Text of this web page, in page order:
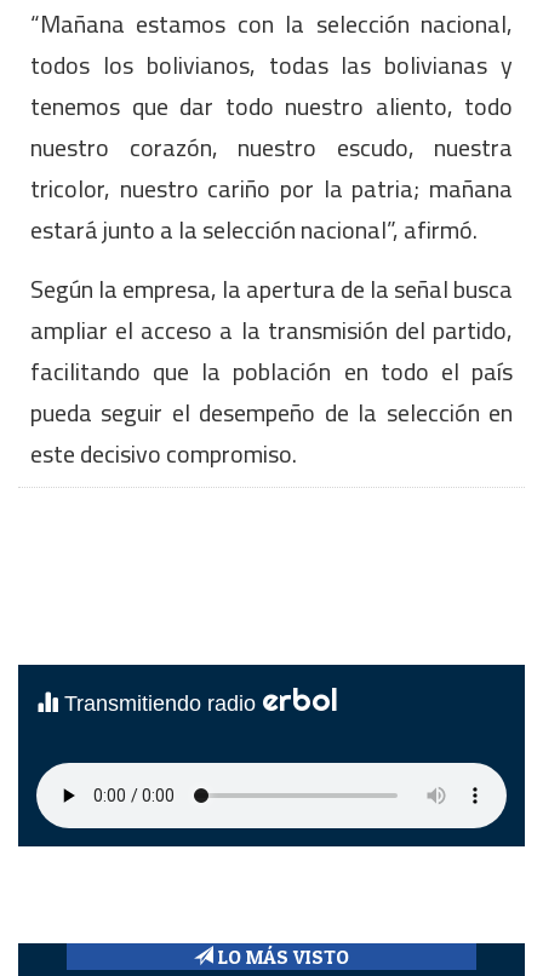
“Mañana estamos con la selección nacional,
todos los bolivianos, todas las bolivianas y
tenemos que dar todo nuestro aliento, todo
nuestro corazón, nuestro escudo, nuestra
tricolor, nuestro cariño por la patria; mañana
estará junto a la selección nacional”, afirmó.
Según la empresa, la apertura de la señal busca
ampliar el acceso a la transmisión del partido,
facilitando que la población en todo el país
pueda seguir el desempeño de la selección en
este decisivo compromiso.
Transmitiendo radio erbol
LO MÁS VISTO